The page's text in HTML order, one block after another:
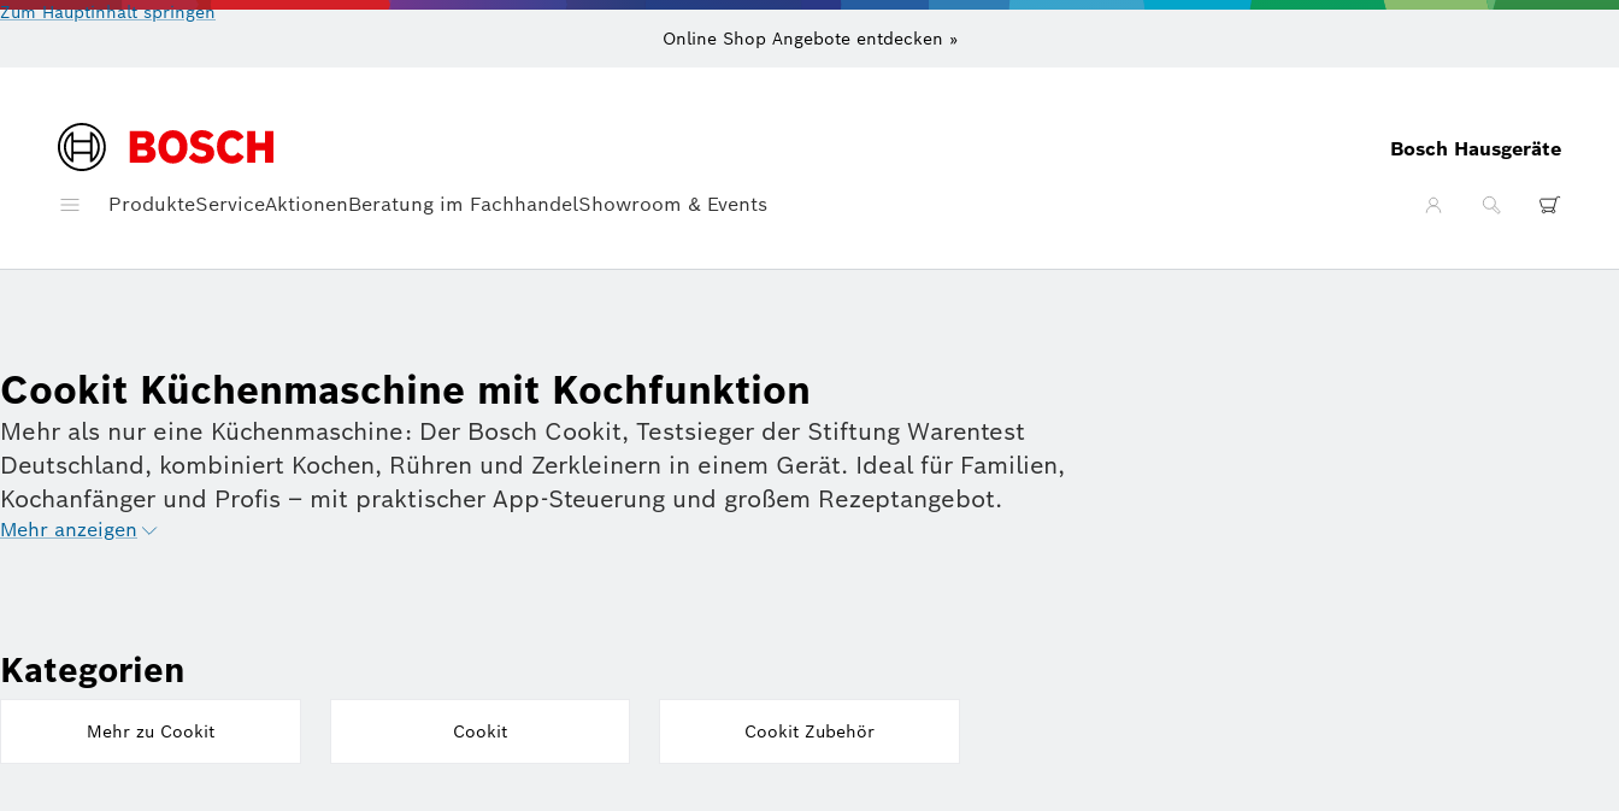
Zum Hauptinhalt springen
Online Shop Angebote entdecken »
Bosch Hausgeräte
ProdukteServiceAktionenBeratung im FachhandelShowroom & Events
Cookit Küchenmaschine mit Kochfunktion
Mehr als nur eine Küchenmaschine: Der Bosch Cookit, Testsieger der Stiftung Warentest
Deutschland, kombiniert Kochen, Rühren und Zerkleinern in einem Gerät. Ideal für Familien,
Kochanfänger und Profis – mit praktischer App-Steuerung und großem Rezeptangebot.
Mehr anzeigen
Kategorien
Mehr zu Cookit Cookit Cookit Zubehör